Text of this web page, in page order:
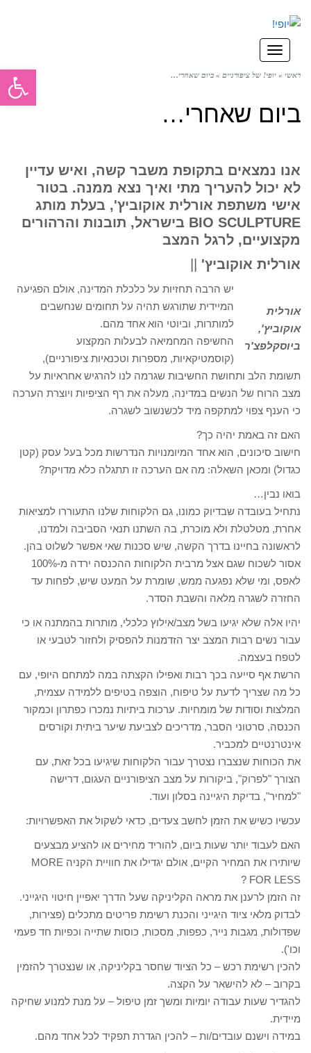
תפריט
ראשי » יופי! של ציפורניים » ביום שאחרי…
ביום שאחרי…
אנו נמצאים בתקופת משבר קשה, ואיש עדיין
לא יכול להעריך מתי ואיך נצא ממנה. בטור
אישי משתפת אורלית אוקוביץ', בעלת מותג
BIO SCULPTURE בישראל, תובנות והרהורים
מקצועיים, לרגל המצב
אורלית אוקוביץ' ||
אורלית
אוקוביץ',
ביוסקלפצ'ר
יש הרבה תחזיות על כלכלת המדינה, אולם הפגיעה
המיידית שתורגש תהיה על תחומים שנחשבים
למותרות, וביוטי הוא אחד מהם.
החשיפה המחמיאה לבעלות המקצוע
(קוסמטיקאיות, מספרות וטכנאיות ציפורניים),
תשומת הלב ותחושת החשיבות שגרמה לנו להרגיש אחראיות על
מצב הרוח של הנשים במדינה, מעלה את רף הציפיות ויוצרת הערכה
כי הענף צפוי למתקפה מיד לכשנשוב לשגרה.
האם זה באמת יהיה כך?
חישוב סיכונים, הוא אחד המיומנויות הנדרשות מכל בעל עסק (קטן
כגדול) ומכאן השאלה: מה אם הערכה זו תתגלה כלא מדויקת?
בואו נבין…
נתחיל בעובדה שבדיוק כמונו, גם הלקוחות שלנו התעוררו למציאות
אחרת, מטלטלת ולא מוכרת, בה השתנו תנאי הסביבה ולמדנו,
לראשונה בחיינו בדרך הקשה, שיש סכנות שאי אפשר לשלוט בהן.
אסור לשכוח שגם אצל מרבית הלקוחות ההכנסה ירדה מ-100%
לאפס, ומי שלא נפגעה ממש, שומרת על המעט שיש, לפחות עד
החזרה לשגרה מלאה והשבת הסדר.
יהיו אלה שלא יגיעו בשל מצב/אילוץ כלכלי, מותרות בהמתנה או כי
עבור נשים רבות המצב יצר הזדמנות להפסיק ולחזור לטבעי או
לטפח בעצמה.
הרשת אף סייעה בכך רבות ואפילו הקצתה במה למתחם היופי, עם
כל מה שצריך לדעת על טיפוח, הוצפה בטיפים ללמידה עצמית,
המלצות וסודות של מומחיות. ערכות ביתיות נמכרו כפתרון וכמקור
הכנסה, סרטוני הסבר, מדריכים לצביעת שיער ביתית וקורסים
אינטרנטיים למכביר.
את הכוחות שנצברו נצטרך עבור הלקוחות שיגיעו בכל זאת, עם
הצורך "לפרוק", ביקורות על מצב הציפורניים העגום, דרישה
"למחיר", בדיקת היגיינה בסלון ועוד.
עכשיו כשיש את הזמן לחשב צעדים, כדאי לשקול את האפשרויות:
האם לעבוד יותר שעות ביום, להוריד מחירים או להציע מבצעים
שיותירו את המחיר הקיים, אולם יגדילו את חוויית הקניה MORE
FOR LESS ?
זה הזמן לרענן את מראה הקליניקה שעל הדרך יאפיין חיטוי היגייני.
לבדוק מלאי ציוד היגייני והכנת רשימת פריטים מתכלים (פצירות,
שפדולות, מגבות נייר, כפפות, מסכות, כוסות שתייה וכפיות חד פעמי
וכו').
להכין רשימת רכש – כל הציוד שחסר בקליניקה, או שנצטרך להזמין
בקרוב – לא להישאר על הקצה.
להגדיר שעות עבודה יומיות ומשך זמן טיפול – על מנת למנוע שחיקה
מיידית.
במידה וישנם עובדים/ות – להכין הגדרת תפקיד לכל אחד מהם.
פתח